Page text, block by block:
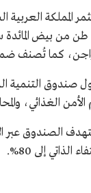
كما تُصنف ضمن
صندوق التنمية
الغذائي،
الذاتي إلى 80%.